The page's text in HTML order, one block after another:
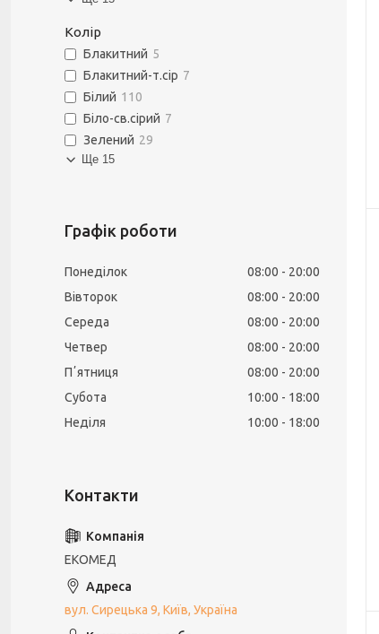
Колір
Блакитний 5
Блакитний-т.сір 7
Білий 110
Біло-св.сірий 7
Зелений 29
Ще 15
Графік роботи
Понеділок 08:00
20:00
Вівторок
08:00
20:00
Середа
08:00
20:00
Четвер
08:00
20:00
Пʼятниця
08:00
20:00
Субота
10:00
18:00
Неділя
10:00 18:00
ЕКОМЕД
вул. Сирецька 9, Київ, Україна